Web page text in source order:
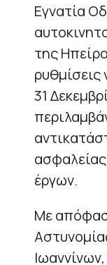
Εγνατία
της
ρυθμίσεις
31
έργων.
Με